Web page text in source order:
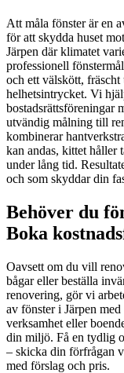
Att måla fönster är en
för att skydda huset
Järpen där klimatet
professionell
och ett välskött, fräscht
helhetsintrycket. Vi
bostadsrättsföreningar
utvändig målning till
kombinerar
kan andas, kittet håller
under lång tid.
och som skyddar din
Behöver du
Boka
Oavsett om du vill
bågar eller beställa
renovering, gör vi
av fönster i Järpen
verksamhet eller
din miljö. Få en tydlig
– skicka din förfrågan
med förslag och pris.